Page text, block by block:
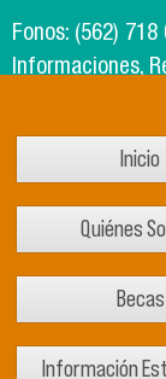
Inicio
Quiénes
Becas
Información
Fonos: (562)
Informaciones,
Soporte